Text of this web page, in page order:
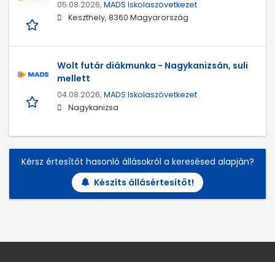
05.08.2026, MADS Iskolaszövetkezet
Keszthely, 8360 Magyarország
Wolt futár diákmunka - Nagykanizsán, suli
mellett
04.08.2026, MADS Iskolaszövetkezet
Nagykanizsa
Kérsz értesítőt hasonló állásokról a keresésed alapján?
Készíts állásértesítőt!